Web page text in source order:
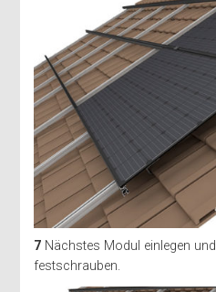
7 Nächstes Modul einlegen und
festschrauben.